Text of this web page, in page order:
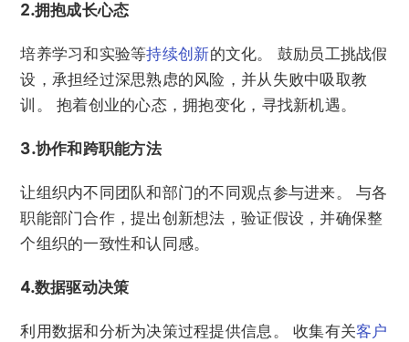
2.拥抱成长心态
培养学习和实验等持续创新的文化。 鼓励员工挑战假
设，承担经过深思熟虑的风险，并从失败中吸取教
训。 抱着创业的心态，拥抱变化，寻找新机遇。
3.协作和跨职能方法
让组织内不同团队和部门的不同观点参与进来。 与各
职能部门合作，提出创新想法，验证假设，并确保整
个组织的一致性和认同感。
4.数据驱动决策
利用数据和分析为决策过程提供信息。 收集有关客户